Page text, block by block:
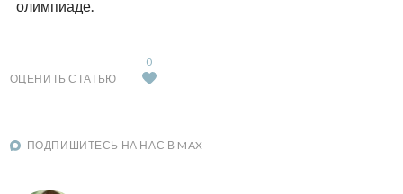
олимпиаде.
ОЦЕНИТЬ СТАТЬЮ
0
ПОДПИШИТЕСЬ НА НАС В MAX